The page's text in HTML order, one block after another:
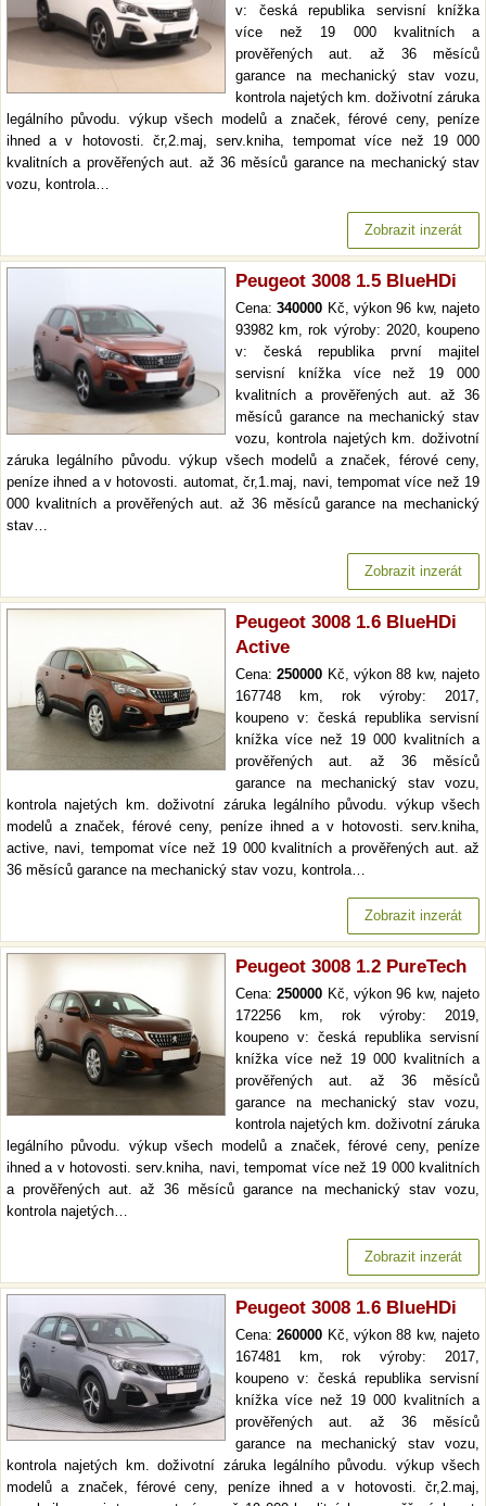
v: česká republika servisní knížka
více než 19 000 kvalitních a
prověřených aut. až 36 měsíců
garance na mechanický stav vozu,
kontrola najetých km. doživotní záruka
legálního původu. výkup všech modelů a značek, férové ceny, peníze
ihned a v hotovosti. čr,2.maj, serv.kniha, tempomat více než 19 000
kvalitních a prověřených aut. až 36 měsíců garance na mechanický stav
vozu, kontrola…
Zobrazit inzerát
Peugeot 3008 1.5 BlueHDi
Cena:340000 Kč, výkon 96 kw, najeto
93982 km, rok výroby: 2020, koupeno
v: česká republika první majitel
servisní knížka více než 19 000
kvalitních a prověřených aut. až 36
měsíců garance na mechanický stav
vozu, kontrola najetých km. doživotní
záruka legálního původu. výkup všech modelů a značek, férové ceny,
peníze ihned a v hotovosti. automat, čr,1.maj, navi, tempomat více než 19
000 kvalitních a prověřených aut. až 36 měsíců garance na mechanický
stav…
Zobrazit inzerát
Peugeot 3008 1.6 BlueHDi
Active
Cena:250000 Kč, výkon 88 kw, najeto
167748 km, rok výroby: 2017,
koupeno v: česká republika servisní
knížka více než 19 000 kvalitních a
prověřených aut. až 36 měsíců
garance na mechanický stav vozu,
kontrola najetých km. doživotní záruka legálního původu. výkup všech
modelů a značek, férové ceny, peníze ihned a v hotovosti. serv.kniha,
active, navi, tempomat více než 19 000 kvalitních a prověřených aut. až
36 měsíců garance na mechanický stav vozu, kontrola…
Zobrazit inzerát
Peugeot 3008 1.2 PureTech
Cena:250000 Kč, výkon 96 kw, najeto
172256 km, rok výroby: 2019,
koupeno v: česká republika servisní
knížka více než 19 000 kvalitních a
prověřených aut. až 36 měsíců
garance na mechanický stav vozu,
kontrola najetých km. doživotní záruka
legálního původu. výkup všech modelů a značek, férové ceny, peníze
ihned a v hotovosti. serv.kniha, navi, tempomat více než 19 000 kvalitních
a prověřených aut. až 36 měsíců garance na mechanický stav vozu,
kontrola najetých…
Zobrazit inzerát
Peugeot 3008 1.6 BlueHDi
Cena:260000 Kč, výkon 88 kw, najeto
167481 km, rok výroby: 2017,
koupeno v: česká republika servisní
knížka více než 19 000 kvalitních a
prověřených aut. až 36 měsíců
garance na mechanický stav vozu,
kontrola najetých km. doživotní záruka legálního původu. výkup všech
modelů a značek, férové ceny, peníze ihned a v hotovosti. čr,2.maj,